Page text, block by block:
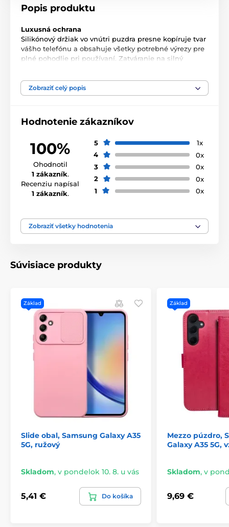
Popis produktu
Luxusná ochrana
Silikónový držiak vo vnútri puzdra presne kopíruje tvar
vášho telefónu a obsahuje všetky potrebné výrezy pre
plné pohodlie pri používaní. Zatváranie na silný
Viac ako len ochrana
Puzdro je možné ľahko premeniť na praktický TV
vrecko na dokumenty, vďaka ktorej budete mať
Štýl a kvalita v jednom
Elegantné a vysoko kvalitné puzdro, ktoré nielen
ochráni váš telefón, ale zároveň podčiarkne váš osobitý
štýl.
Prešívanie na okrajoch:Pre vyššiu odolnosť a
štýlový vzhľad.
bezpečí.
Zobraziť celý popis
Hodnotenie zákazníkov
100%
Ohodnotil
1 zákazník.
Recenziu napísal
1 zákazník.
5
1x
4
0x
3
0x
2
0x
1
0x
Zobraziť všetky hodnotenia
Súvisiace produkty
Základ
Slide obal, Samsung Galaxy A35
5G, ružový
Skladom, v pondelok 10. 8. u vás
5,41 € Do košíka
Základ
Mezzo púzdro,
Galaxy A35 5G,
Skladom, v
9,69 €